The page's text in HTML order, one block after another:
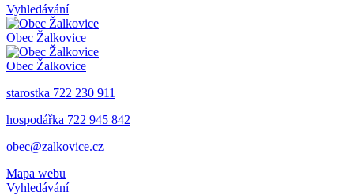
Vyhledávání
Obec Žalkovice
Obec Žalkovice
starostka 722 230 911
hospodářka 722 945 842
obec@zalkovice.cz
Mapa webu
Vyhledávání